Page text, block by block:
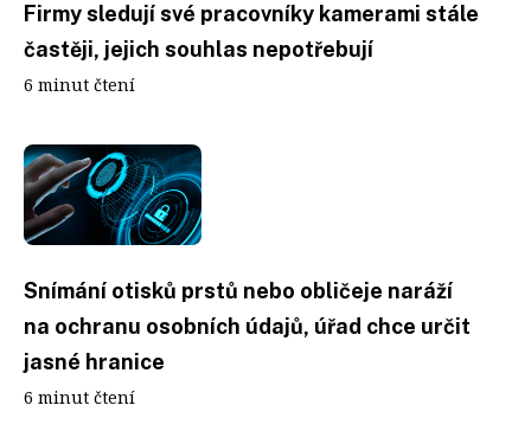
Firmy sledují své pracovníky kamerami stále
častěji, jejich souhlas nepotřebují
6 minut čtení
Snímání otisků prstů nebo obličeje naráží
na ochranu osobních údajů, úřad chce určit
jasné hranice
6 minut čtení